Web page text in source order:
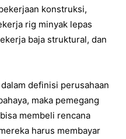
konstruksi,
rig minyak lepas
baja struktural, dan
definisi perusahaan
maka pemegang
membeli rencana
harus membayar